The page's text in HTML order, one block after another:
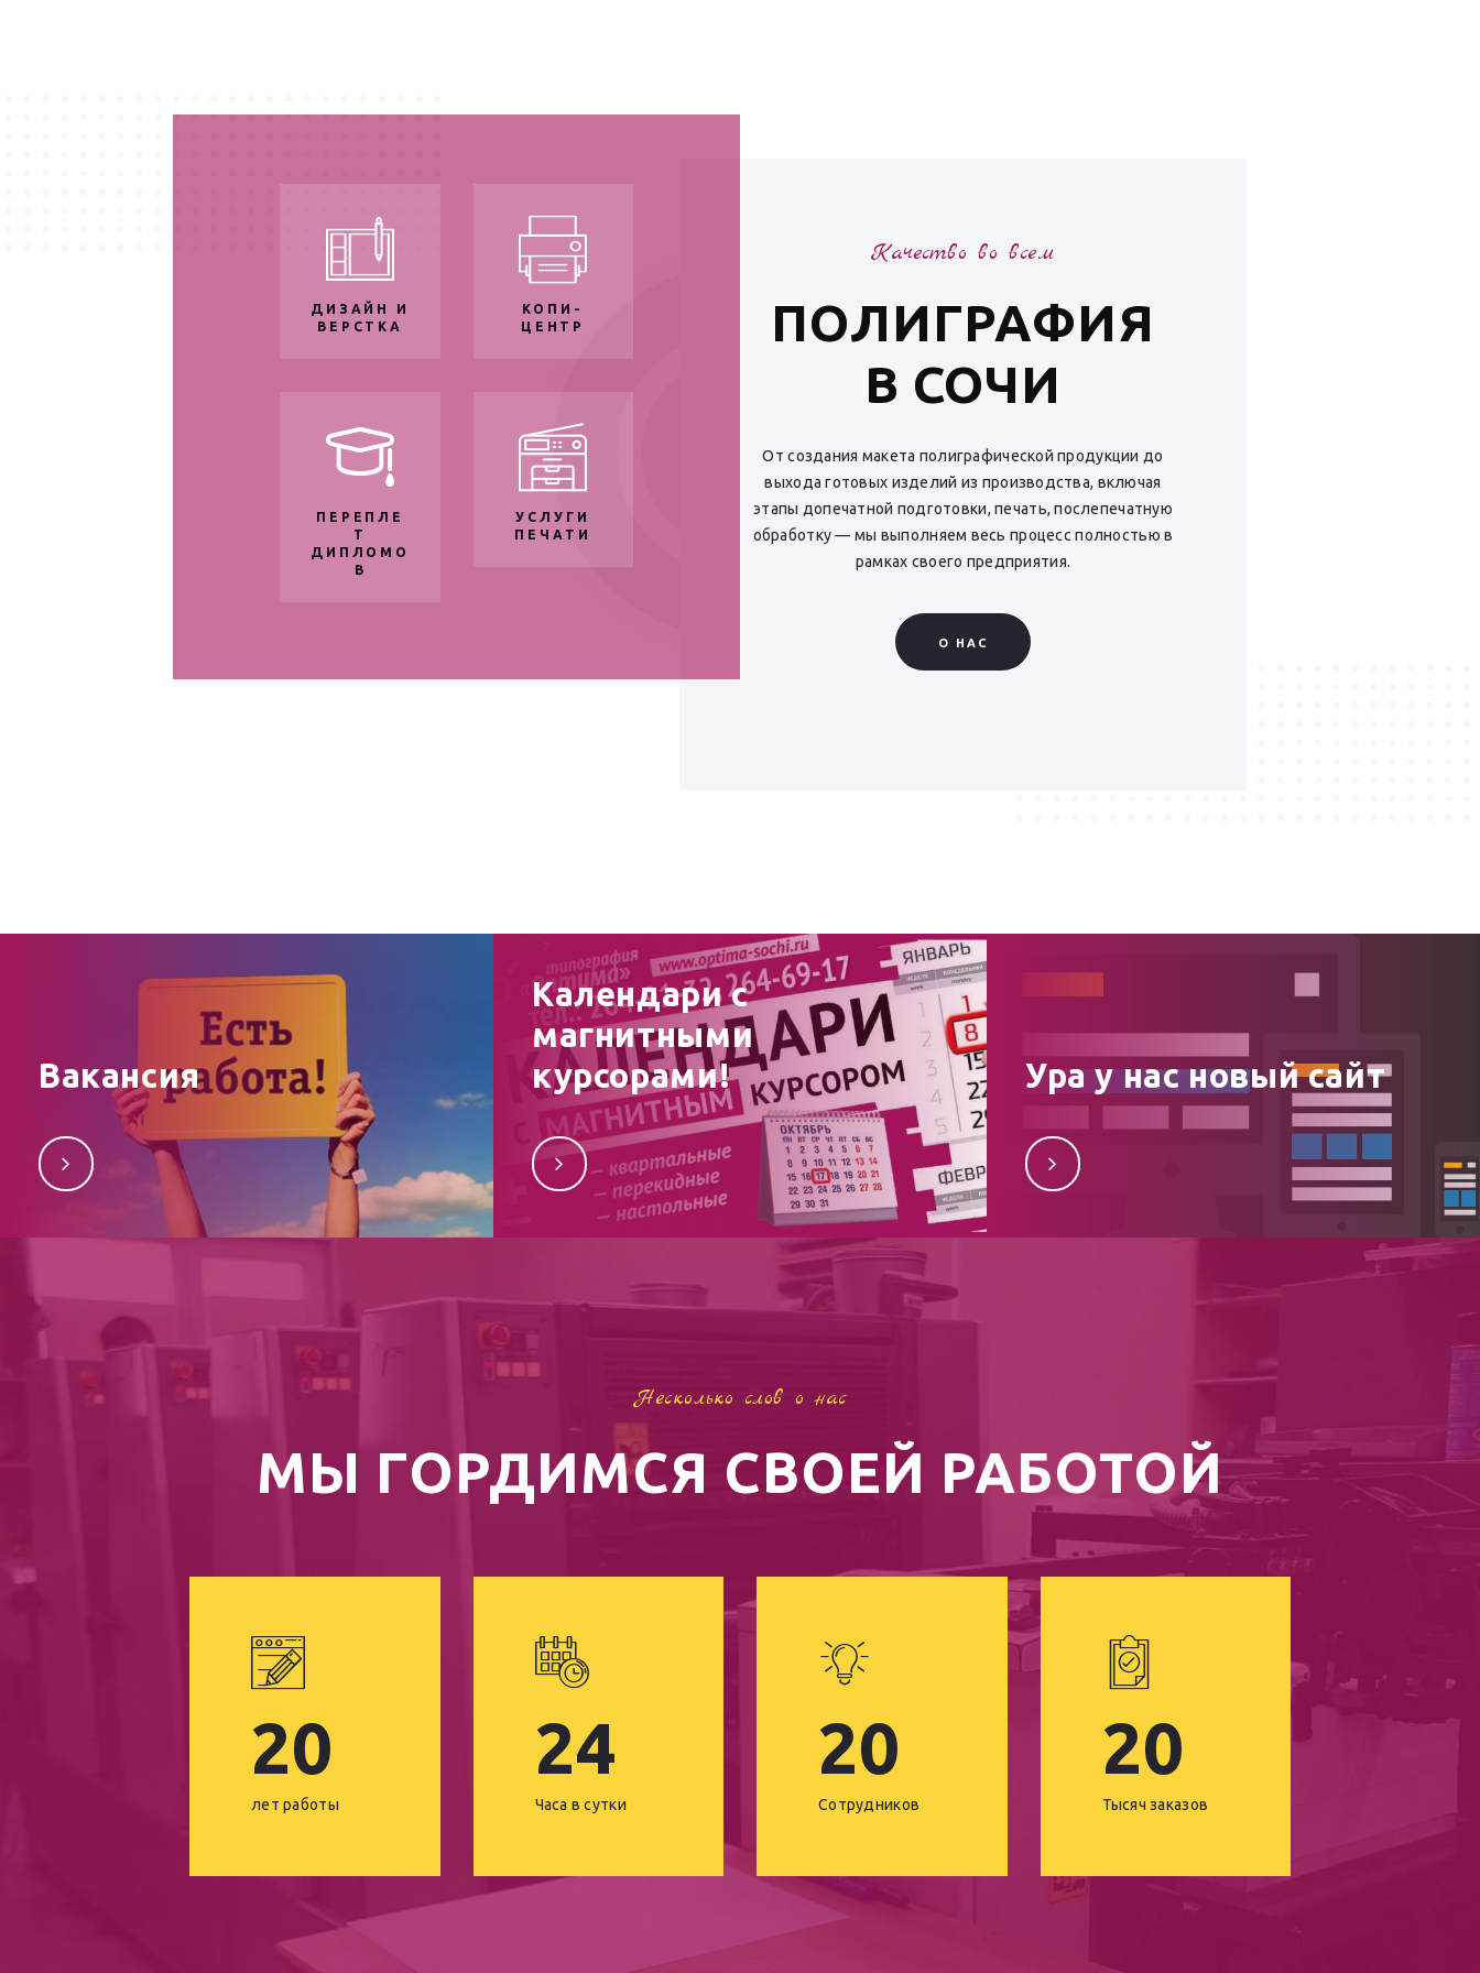
ДИЗАЙН И
ВЕРСТКА
КОПИ-
ЦЕНТР
ПЕРЕПЛЕ
Т
ДИПЛОМО
В
УСЛУГИ
ПЕЧАТИ
Качество во всем
ПОЛИГРАФИЯ
В СОЧИ
От создания макета полиграфической продукции до
выхода готовых изделий из производства, включая
этапы допечатной подготовки, печать, послепечатную
обработку — мы выполняем весь процесс полностью в
рамках своего предприятия.
О НАС
Вакансия
В типографию требуется специалист для работы на
торговых площадках по 44-ФЗ и 223-ФЗ.
Контактные телефоны: 264-91-32, 8 (962) 8-900-900
Календари с
магнитными
курсорами!
— квартальные
— перекидные
— настольные
Удобно, современно, практично!
Ура у нас новый сайт
Мы постарались сделать наш сайт более удобным
для Вас. Будем рады услышать Ваше мнение о нем.
Несколько слов о нас
МЫ ГОРДИМСЯ СВОЕЙ РАБОТОЙ
20
лет работы
24
Часа в сутки
20
Сотрудников
20
Тысяч заказов